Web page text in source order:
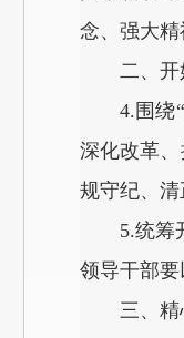
念、强大精
二、开
4.围绕
深化改革
规守纪、
5.统筹
领导干部
三、